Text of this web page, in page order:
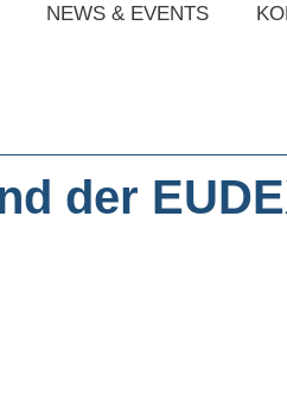
NEWS & EVENTS
der